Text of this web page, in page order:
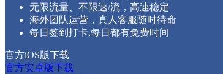
无限流量、不限速/流，高速稳定
海外团队运营，真人客服随时待命
每日签到打卡,每日都有免费时间
官方iOS版下载
官方安卓版下载